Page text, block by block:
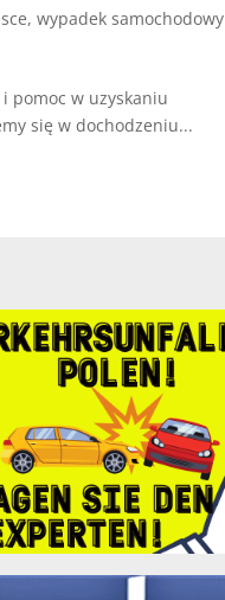
,wypadek samochodowy
pomoc w uzyskaniu
się w dochodzeniu...